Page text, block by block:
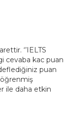
‘’IELTS
cevaba kac puan
puan
ile daha etkin